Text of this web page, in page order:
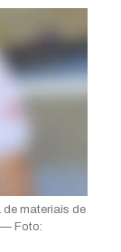
de materiais de
— Foto: